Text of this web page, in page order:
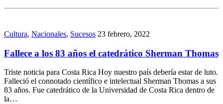
Cultura, Nacionales, Sucesos 23 febrero, 2022
Fallece a los 83 años el catedrático Sherman Thomas
Triste noticia para Costa Rica Hoy nuestro país debería estar de luto.
Falleció el connotado científico e intelectual Sherman Thomas a sus
83 años. Fue catedrático de la Universidad de Costa Rica dentro de
la…